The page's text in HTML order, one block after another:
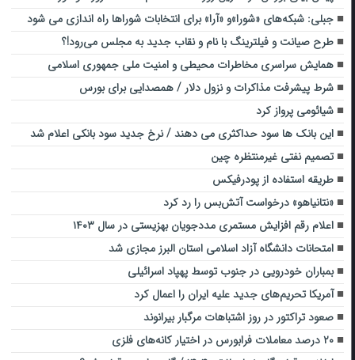
جبلی: شبکه‌های «شورا»و «آرا» برای انتخابات شوراها راه اندازی می شود
طرح صیانت و فیلترینگ با نام و نقاب جدید به مجلس می‌رود!؟
همایش سراسری مخاطرات محیطی و امنیت ملی جمهوری اسلامی
شرط پیشرفت مذاکرات و نزول دلار / همصدایی برای بورس
شیائومی پرواز کرد
این بانک ها سود حداکثری می دهند / نرخ جدید سود بانکی اعلام شد
تصمیم نفتی غیرمنتظره چین
طریقه استفاده از پودرفیکس
«نتانیاهو» درخواست آتش‌بس را رد کرد
اعلام رقم افزایش مستمری مددجویان بهزیستی در سال ۱۴۰۳
امتحانات دانشگاه آزاد اسلامی استان البرز مجازی شد
بمباران خودرویی در جنوب توسط پهپاد اسرائیلی
آمریکا تحریم‌های جدید علیه ایران را اعمال کرد
صعود تراکتور در روز اشتباهات مرگبار بیرانوند
۲۰ درصد معاملات فرابورس در اختیار کانه‌های فلزی